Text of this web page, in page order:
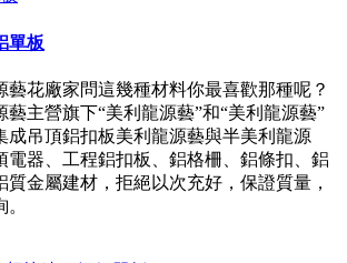
單板
藝花廠家問這幾種材料你最喜歡那種呢？
藝主營旗下“美利龍源藝”和“美利龍源藝”
成吊頂鋁扣板美利龍源藝與半美利龍源
電器、工程鋁扣板、鋁格柵、鋁條扣、鋁
質金屬建材，拒絕以次充好，保證質量，